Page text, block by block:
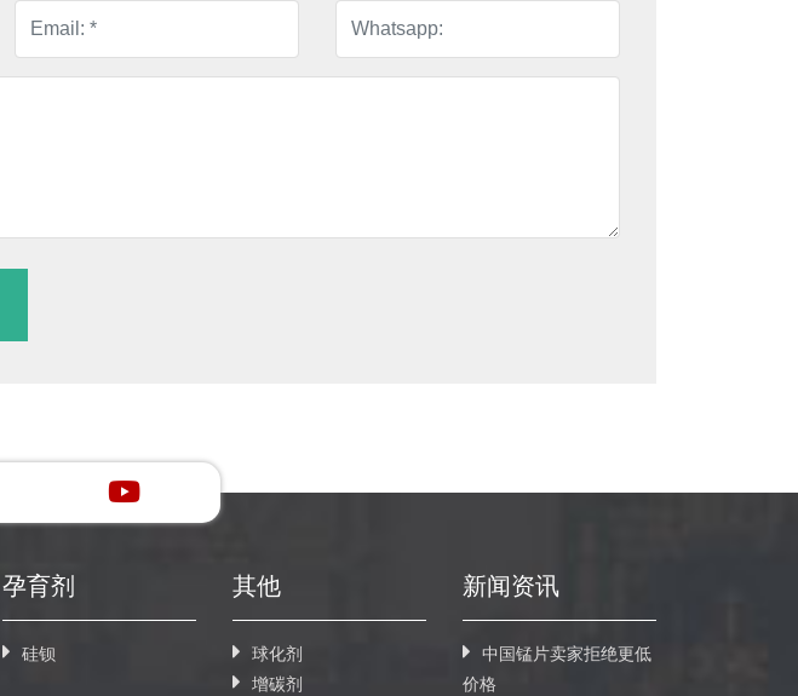
孕育剂
硅钡
其他
球化剂
增碳剂
新闻资讯
中国锰片卖家拒绝更低
价格